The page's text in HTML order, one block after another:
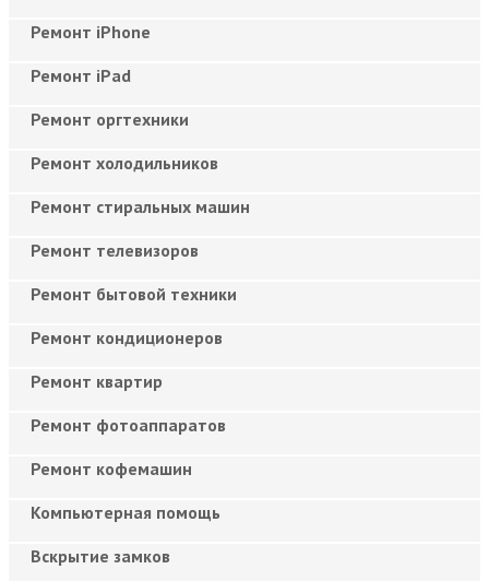
Ремонт iPhone
Ремонт iPad
Ремонт оргтехники
Ремонт холодильников
Ремонт стиральных машин
Ремонт телевизоров
Ремонт бытовой техники
Ремонт кондиционеров
Ремонт квартир
Ремонт фотоаппаратов
Ремонт кофемашин
Компьютерная помощь
Вскрытие замков